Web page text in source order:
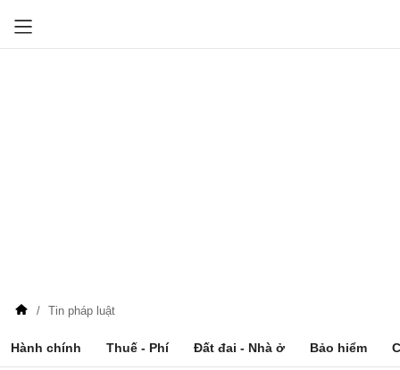
Tin pháp luật
Hành chính Thuế - Phí Đất đai - Nhà ở Bảo hiểm